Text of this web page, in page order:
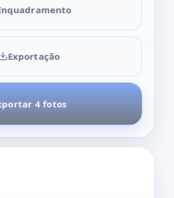
4 fotos
Exportação